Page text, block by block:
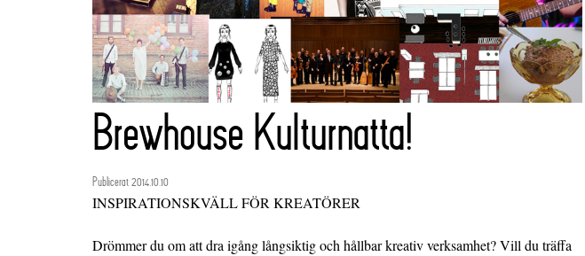
Brewhouse Kulturnatta!
Publicerat 2014.10.10
INSPIRATIONSKVÄLL FÖR KREATÖRER
Drömmer du om att dra igång långsiktig och hållbar kreativ verksamhet? Vill du träffa